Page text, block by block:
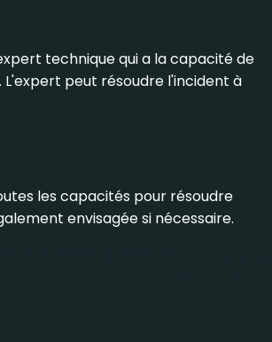
technique qui a la capacité de
peut résoudre l'incident à
les capacités pour résoudre
envisagée si nécessaire.